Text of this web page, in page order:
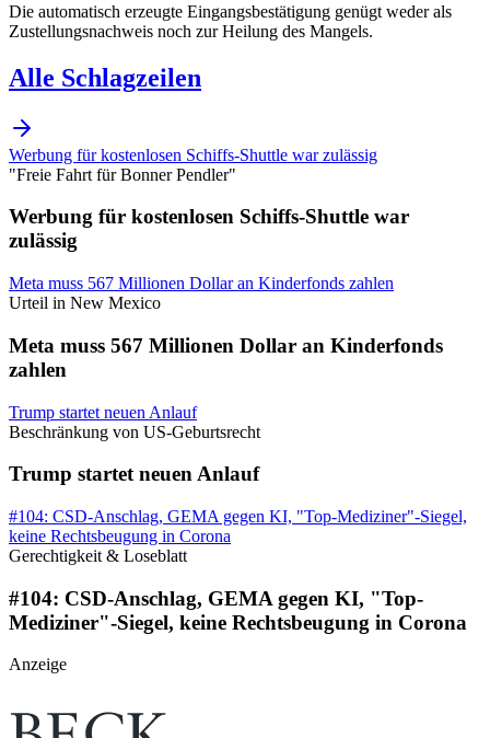
Die automatisch erzeugte Eingangsbestätigung genügt weder als
Zustellungsnachweis noch zur Heilung des Mangels.
Alle Schlagzeilen
Werbung für kostenlosen Schiffs-Shuttle war zulässig
"Freie Fahrt für Bonner Pendler"
Werbung für kostenlosen Schiffs-Shuttle war
zulässig
Meta muss 567 Millionen Dollar an Kinderfonds zahlen
Urteil in New Mexico
Meta muss 567 Millionen Dollar an Kinderfonds
zahlen
Trump startet neuen Anlauf
Beschränkung von US-Geburtsrecht
Trump startet neuen Anlauf
#104: CSD-Anschlag, GEMA gegen KI, "Top-Mediziner"-Siegel,
keine Rechtsbeugung in Corona
Gerechtigkeit & Loseblatt
#104: CSD-Anschlag, GEMA gegen KI, "Top-
Mediziner"-Siegel, keine Rechtsbeugung in Corona
Anzeige